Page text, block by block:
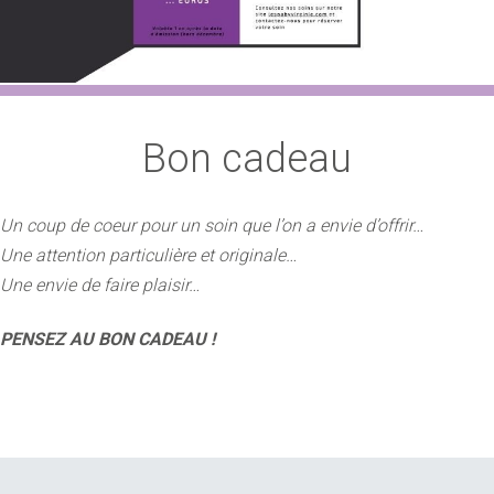
Bon cadeau
Un coup de coeur pour un soin que l’on a envie d’offrir…
Une attention particulière et originale…
Une envie de faire plaisir…
PENSEZ AU BON CADEAU !